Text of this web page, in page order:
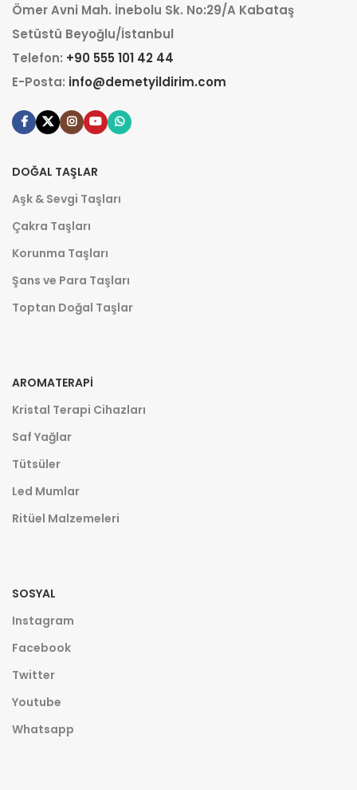
Ömer Avni Mah. İnebolu Sk. No:29/A Kabataş
Setüstü Beyoğlu/İstanbul
Telefon: +90 555 101 42 44
E-Posta: info@demetyildirim.com
DOĞAL TAŞLAR
Aşk & Sevgi Taşları
Çakra Taşları
Korunma Taşları
Şans ve Para Taşları
Toptan Doğal Taşlar
AROMATERAPI
Kristal Terapi Cihazları
Saf Yağlar
Tütsüler
Led Mumlar
Ritüel Malzemeleri
SOSYAL
Instagram
Facebook
Twitter
Youtube
Whatsapp